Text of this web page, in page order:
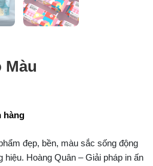
Màu
hàng
đẹp, bền, màu sắc sống động
hiệu. Hoàng Quân – Giải pháp in ấn